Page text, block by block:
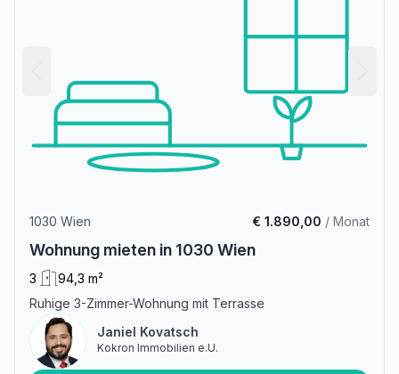
1030 Wien € 1.890,00 / Monat
Wohnung mieten in 1030 Wien
3
94,3 m²
Ruhige 3-Zimmer-Wohnung mit Terrasse
Janiel Kovatsch
Kokron Immobilien e.U.